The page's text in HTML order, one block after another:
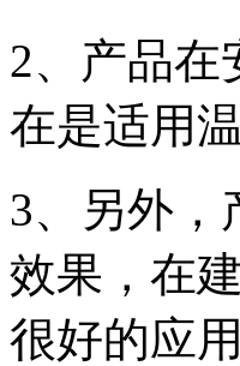
2、产品在
在是适用
3、另外，
效果，在
很好的应用